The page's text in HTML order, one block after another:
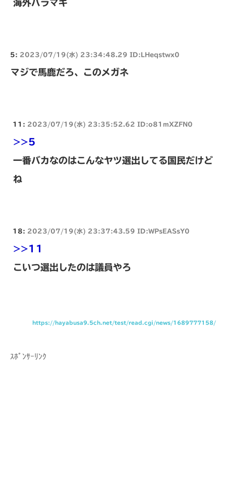
海外バラマキ
5: 2023/07/19(水) 23:34:48.29 ID:LHeqstwx0
マジで馬鹿だろ、このメガネ
11: 2023/07/19(水) 23:35:52.62 ID:o81mXZFN0
>>5
一番バカなのはこんなヤツ選出してる国民だけど
ね
18: 2023/07/19(水) 23:37:43.59 ID:WPsEASsY0
>>11
こいつ選出したのは議員やろ
https://hayabusa9.5ch.net/test/read.cgi/news/1689777158/
ｽﾎﾟﾝｻｰﾘﾝｸ